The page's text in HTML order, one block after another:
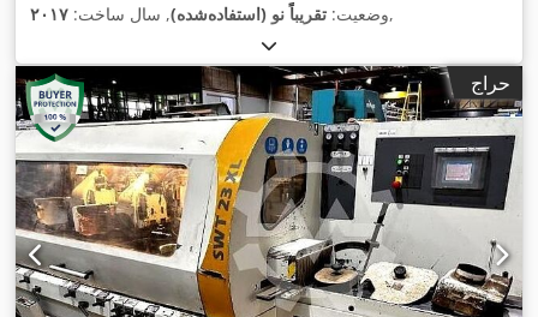
وضعیت: تقریباً نو (استفاده‌شده), سال ساخت: ۲۰۱۷ ,
حراج